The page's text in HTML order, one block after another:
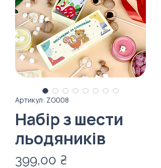
Артикул: ZG008
Набір з шести
льодяників
399,00 ₴